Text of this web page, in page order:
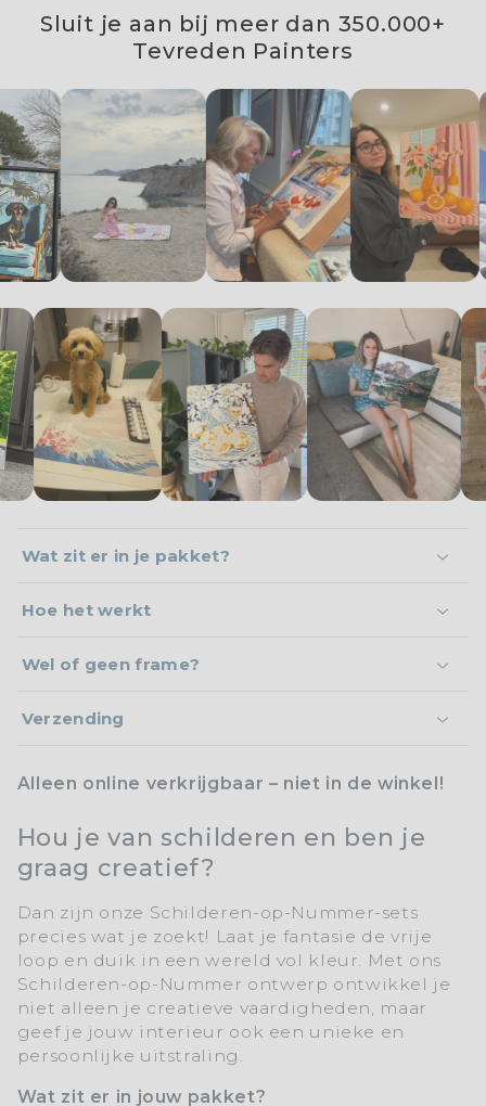
Sluit je aan bij meer dan 350.000+
Tevreden Painters
Wat zit er in je pakket?
Hoe het werkt
Wel of geen frame?
Verzending
Alleen online verkrijgbaar – niet in de winkel!
Hou je van schilderen en ben je
graag creatief?
Dan zijn onze Schilderen-op-Nummer-sets
precies wat je zoekt! Laat je fantasie de vrije
loop en duik in een wereld vol kleur. Met ons
Schilderen-op-Nummer ontwerp ontwikkel je
niet alleen je creatieve vaardigheden, maar
geef je jouw interieur ook een unieke en
persoonlijke uitstraling.
Wat zit er in jouw pakket?